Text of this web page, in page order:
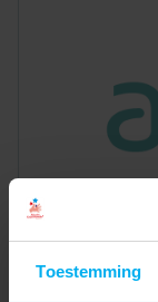
Toestemming